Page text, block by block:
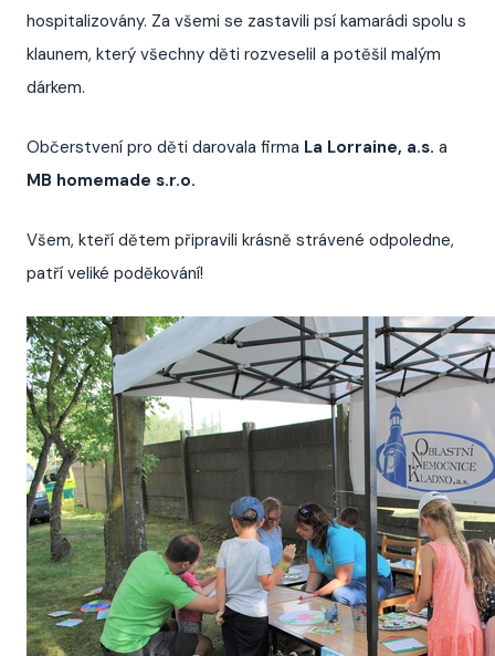
hospitalizovány. Za všemi se zastavili psí kamarádi spolu s
klaunem, který všechny děti rozveselil a potěšil malým
dárkem.
Občerstvení pro děti darovala firma La Lorraine, a.s. a
MB homemade s.r.o.
Všem, kteří dětem připravili krásně strávené odpoledne,
patří veliké poděkování!